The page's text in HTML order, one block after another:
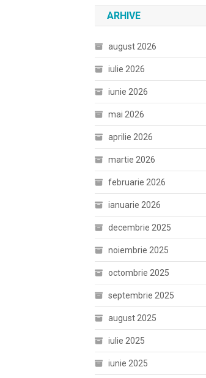
ARHIVE
august 2026
iulie 2026
iunie 2026
mai 2026
aprilie 2026
martie 2026
februarie 2026
ianuarie 2026
decembrie 2025
noiembrie 2025
octombrie 2025
septembrie 2025
august 2025
iulie 2025
iunie 2025